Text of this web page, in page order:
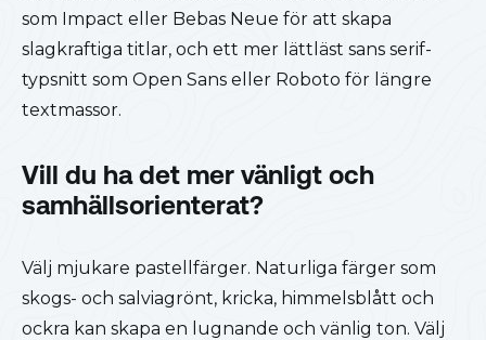
som Impact eller Bebas Neue för att skapa
slagkraftiga titlar, och ett mer lättläst sans serif-
typsnitt som Open Sans eller Roboto för längre
textmassor.
Vill du ha det mer vänligt och
samhällsorienterat?
Välj mjukare pastellfärger. Naturliga färger som
skogs- och salviagrönt, kricka, himmelsblått och
ockra kan skapa en lugnande och vänlig ton. Välj